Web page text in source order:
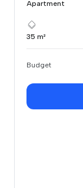
Apartment
35 m²
Budget